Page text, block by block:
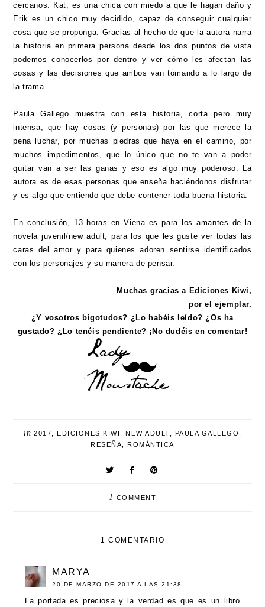
cercanos. Kat, es una chica con miedo a que le hagan daño y
Erik es un chico muy decidido, capaz de conseguir cualquier
cosa que se proponga. Gracias al hecho de que la autora narra
la historia en primera persona desde los dos puntos de vista
podemos conocerlos por dentro y ver cómo les afectan las
cosas y las decisiones que ambos van tomando a lo largo de
la trama.
Paula Gallego muestra con esta historia, corta pero muy
intensa, que hay cosas (y personas) por las que merece la
pena luchar, por muchas piedras que haya en el camino, por
muchos impedimentos, que lo único que no te van a poder
quitar van a ser las ganas y eso es algo muy poderoso. La
autora es de esas personas que enseña haciéndonos disfrutar
y es algo que entiendo que debe contener toda buena historia.
En conclusión, 13 horas en Viena es para los amantes de la
novela juvenil/new adult, para los que les guste ver todas las
caras del amor y para quienes adoren sentirse identificados
con los personajes y su manera de pensar.
Muchas gracias a Ediciones Kiwi,
por el ejemplar.
¿Y vosotros bigotudos? ¿Lo habéis leído? ¿Os ha
gustado? ¿Lo tenéis pendiente? ¡No dudéis en comentar!
in 2017, EDICIONES KIWI , NEW ADULT, PAULA GALLEGO ,
RESEÑA, ROMÁNTICA
1 COMMENT
1 COMENTARIO
MARYA
20 DE MARZO DE 2017 A LAS 21:38
La portada es preciosa y la verdad es que es un libro